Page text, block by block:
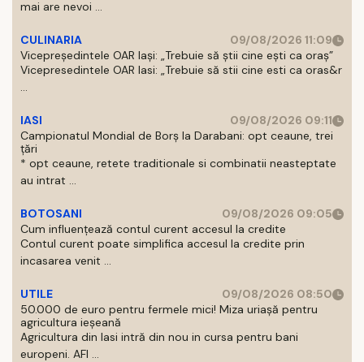
mai are nevoi ...
CULINARIA
09/08/2026 11:09
Vicepreședintele OAR Iași: „Trebuie să știi cine ești ca oraș”
Vicepresedintele OAR Iasi: „Trebuie să stii cine esti ca oras&r
...
IASI
09/08/2026 09:11
Campionatul Mondial de Borș la Darabani: opt ceaune, trei
țări
* opt ceaune, retete traditionale si combinatii neasteptate
au intrat ...
BOTOSANI
09/08/2026 09:05
Cum influențează contul curent accesul la credite
Contul curent poate simplifica accesul la credite prin
incasarea venit ...
UTILE
09/08/2026 08:50
50.000 de euro pentru fermele mici! Miza uriașă pentru
agricultura ieșeană
Agricultura din Iasi intră din nou in cursa pentru bani
europeni. AFI ...